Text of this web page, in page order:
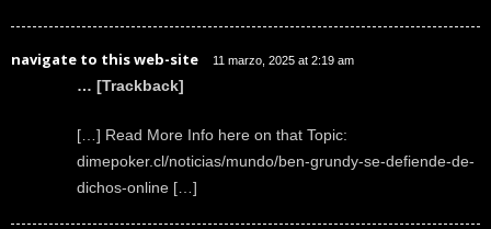
navigate to this web-site 11 marzo, 2025 at 2:19 am
… [Trackback]
[…] Read More Info here on that Topic:
dimepoker.cl/noticias/mundo/ben-grundy-se-defiende-de-
dichos-online […]